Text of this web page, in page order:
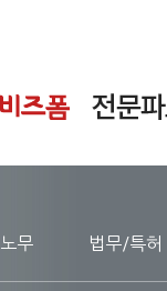
노무 법무/특허